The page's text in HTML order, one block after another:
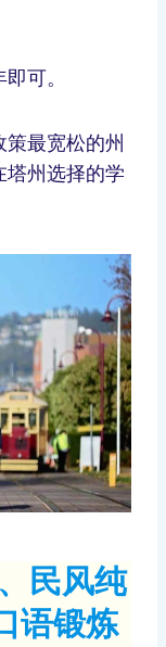
可。
最宽松的州
塔州选择的学
民风纯
语锻炼